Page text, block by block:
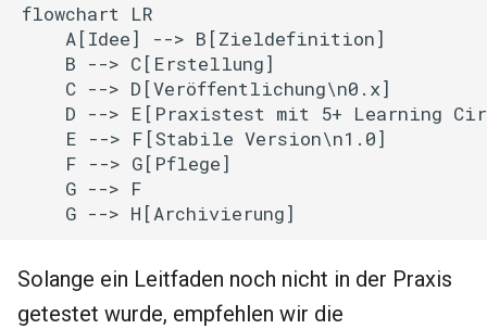
flowchart LR
    A[Idee] --> B[Zieldefinition]
    B --> C[Erstellung]
    C --> D[Veröffentlichung\n0.x]
D --> E[Praxistest mit 5+ Learning
    E --> F[Stabile Version\n1.0]
    F --> G[Pflege]
    G --> F
    G --> H[Archivierung]
Solange ein Leitfaden noch nicht in der Praxis
getestet wurde, empfehlen wir die